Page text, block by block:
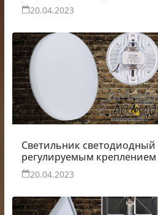
20.04.2023
Светильник светодиодный
регулируемым креплением
20.04.2023